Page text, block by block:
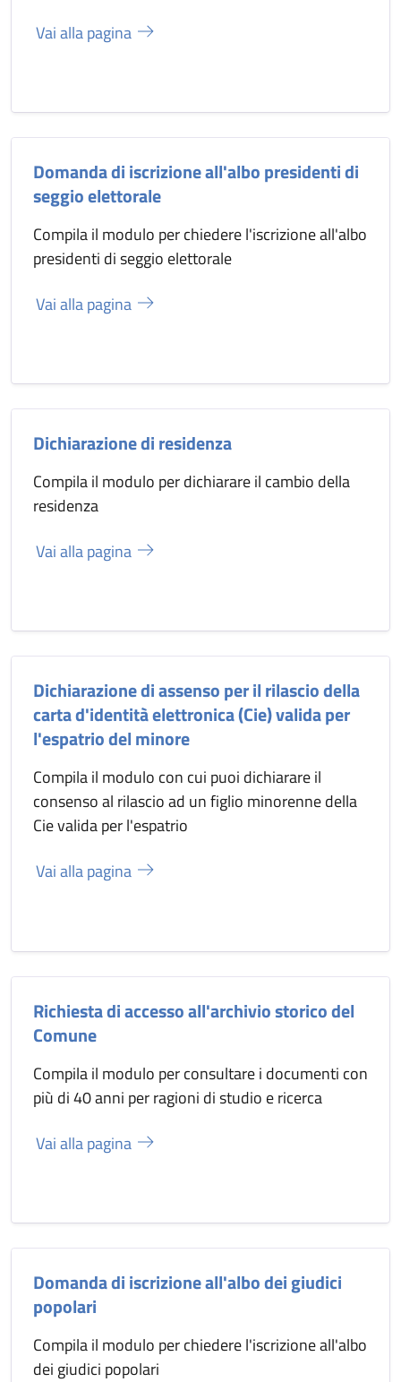
Vai alla pagina
Domanda di iscrizione all'albo presidenti di
seggio elettorale
Compila il modulo per chiedere l'iscrizione all'albo
presidenti di seggio elettorale
Vai alla pagina
Dichiarazione di residenza
Compila il modulo per dichiarare il cambio della
residenza
Vai alla pagina
Dichiarazione di assenso per il rilascio della
carta d'identità elettronica (Cie) valida per
l'espatrio del minore
Compila il modulo con cui puoi dichiarare il
consenso al rilascio ad un figlio minorenne della
Cie valida per l'espatrio
Vai alla pagina
Richiesta di accesso all'archivio storico del
Comune
Compila il modulo per consultare i documenti con
più di 40 anni per ragioni di studio e ricerca
Vai alla pagina
Domanda di iscrizione all'albo dei giudici
popolari
Compila il modulo per chiedere l'iscrizione all'albo
dei giudici popolari